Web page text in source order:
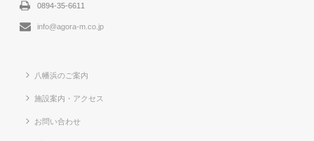
0894-35-6611
info@agora-m.co.jp
八幡浜のご案内
施設案内・アクセス
お問い合わせ